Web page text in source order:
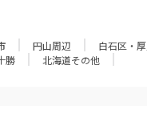
円山周辺 白石区・
勝 北海道その他